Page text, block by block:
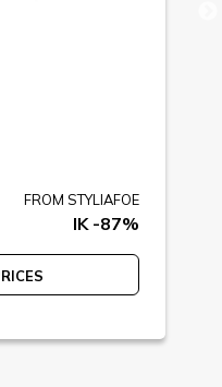
FROM STYLIAFOE
IK -87%